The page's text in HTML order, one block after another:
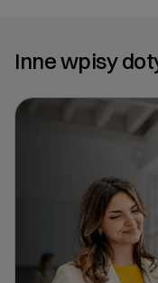
Inne wpisy